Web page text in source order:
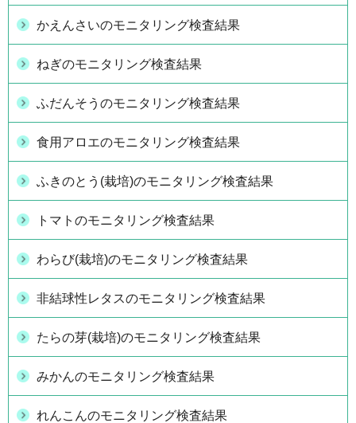
かえんさいのモニタリング検査結果
ねぎのモニタリング検査結果
ふだんそうのモニタリング検査結果
食用アロエのモニタリング検査結果
ふきのとう(栽培)のモニタリング検査結果
トマトのモニタリング検査結果
わらび(栽培)のモニタリング検査結果
非結球性レタスのモニタリング検査結果
たらの芽(栽培)のモニタリング検査結果
みかんのモニタリング検査結果
れんこんのモニタリング検査結果